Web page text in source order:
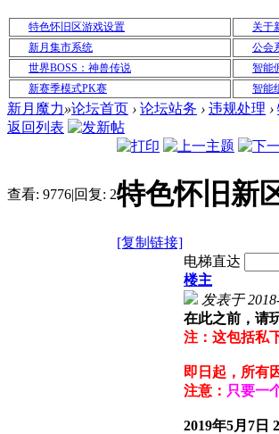
特色怀旧区游戏设置 关于
新月集市系统
公会
世界BOSS：神兽传说
智能
新赛季模式PK赛
智能
新月魔力»论坛首页 › 论坛站务 › 违规处理 ›
返回列表
查看: 9776|回复: 2特色怀旧新
[复制链接]
电梯直达
楼主
发表于
在此之前，请
注：这包括私
即日起，所有
注意： 只要一
2019年5月7日